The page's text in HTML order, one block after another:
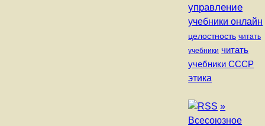
управление
учебники онлайн
целостность читать
учебники читать
учебники СССР
этика
»
Всесоюзное